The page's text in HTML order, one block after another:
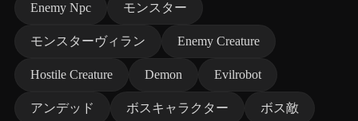
Enemy Npc モンスター
モンスターヴィラン Enemy Creature
Hostile Creature Demon Evilrobot
アンデッド ボスキャラクター ボス敵